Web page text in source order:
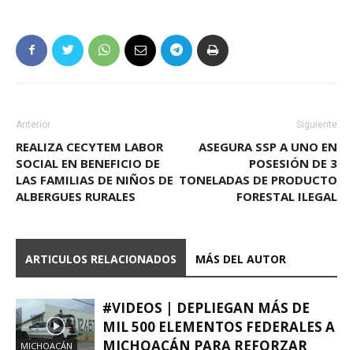
Anterior
REALIZA CECYTEM LABOR
SOCIAL EN BENEFICIO DE
LAS FAMILIAS DE NIÑOS DE
ALBERGUES RURALES
Siguiente
ASEGURA SSP A UNO EN
POSESIÓN DE 3
TONELADAS DE PRODUCTO
FORESTAL ILEGAL
ARTICULOS RELACIONADOS MÁS DEL AUTOR
MICHOACÁN
#VIDEOS | DEPLIEGAN MÁS DE
MIL 500 ELEMENTOS FEDERALES A
MICHOACÁN PARA REFORZAR